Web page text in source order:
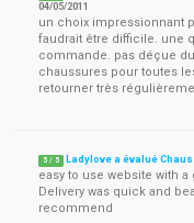
04/05/2011
un choix impressionnant
faudrait être difficile. une
commande. pas déçue
chaussures pour toutes
retourner très
5 / 5 Ladylove a évalué
easy to use website with
Delivery was quick and
recommend